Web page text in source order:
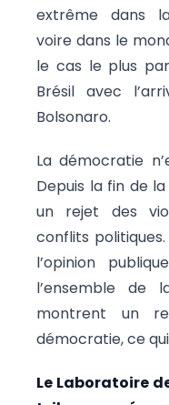
extrême dans
voire dans le
le cas le plus
Brésil avec
Bolsonaro.
La démocratie
Depuis la fin de
un rejet des
conflits
l’opinion
l’ensemble de
montrent un
démocratie, ce
Le Laboratoire